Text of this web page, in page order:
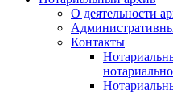
О деятельности
Контакты